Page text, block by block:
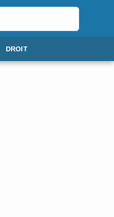
DROIT